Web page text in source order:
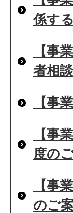
係す
【事
者相
【事
【事
度の
【事
のご